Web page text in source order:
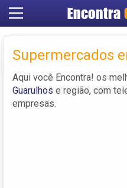
Encontra
Supermercados
Aqui você Encontra! os
Guarulhos e região, com
empresas.